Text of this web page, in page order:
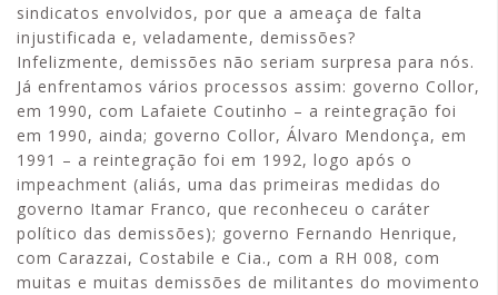
sindicatos envolvidos, por que a ameaça de falta
injustificada e, veladamente, demissões?
Infelizmente, demissões não seriam surpresa para nós.
Já enfrentamos vários processos assim: governo Collor,
em 1990, com Lafaiete Coutinho – a reintegração foi
em 1990, ainda; governo Collor, Álvaro Mendonça, em
1991 – a reintegração foi em 1992, logo após o
impeachment (aliás, uma das primeiras medidas do
governo Itamar Franco, que reconheceu o caráter
político das demissões); governo Fernando Henrique,
com Carazzai, Costabile e Cia., com a RH 008, com
muitas e muitas demissões de militantes do movimento